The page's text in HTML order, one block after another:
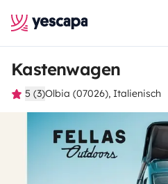
Kastenwagen
5 (3)Olbia (07026), Italienisch